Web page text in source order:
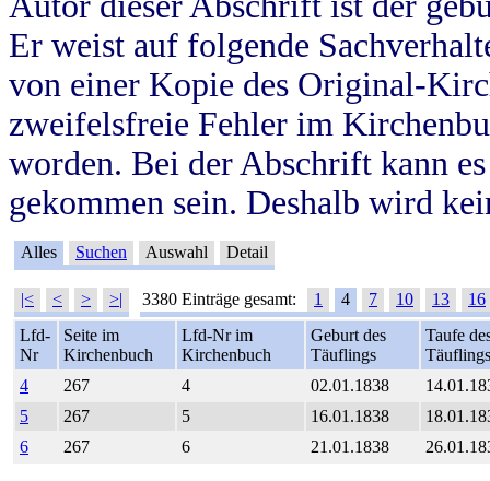
Er weist auf folgende
von einer Kopie des Original-
zweifelsfreie Fehler im
worden. Bei der Abschrift kann
gekommen sein. Deshalb wird
Alles Suchen Auswahl Detail
|< < > >| 3380 Einträge gesamt: 1 4 7 10 13
16
Lfd-
Nr
Seite im
Kirchenbuch
Lfd-Nr im
Kirchenbuch
Geburt des
Täuflings
Taufe
Täuflings
4
267 4 02.01.1838
5
267 5 16.01.1838
6
267 6 21.01.1838